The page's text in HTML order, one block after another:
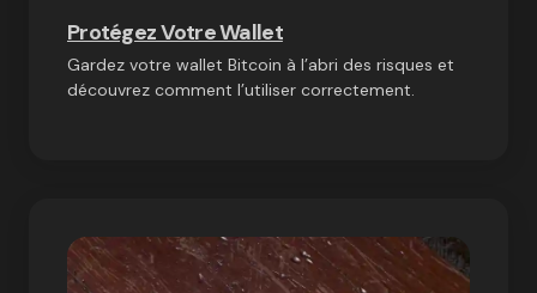
Protégez Votre Wallet
Gardez votre wallet Bitcoin à l’abri des risques et
découvrez comment l’utiliser correctement.